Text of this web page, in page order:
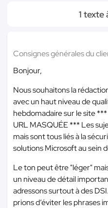
1 texte
Consignes générales du
Bonjour,
Nous souhaitons la
avec un haut niveau de
hebdomadaire sur le site***
URL MASQUÉE *** Les
mais sont tous liés à la
solutions Microsoft au sein
Le ton peut être "léger"
un niveau de détail
adressons surtout à des
prions d’éviter les phrases